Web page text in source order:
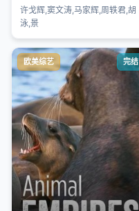
许戈辉,窦文涛,马家辉,周轶君,胡
泳,景
欧美综艺 完结